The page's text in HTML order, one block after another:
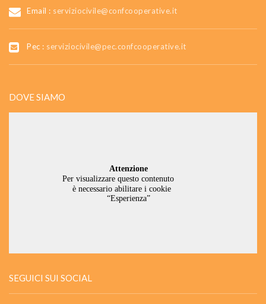
Email : serviziocivile@confcooperative.it
Pec : serviziocivile@pec.confcooperative.it
DOVE SIAMO
SEGUICI SUI SOCIAL